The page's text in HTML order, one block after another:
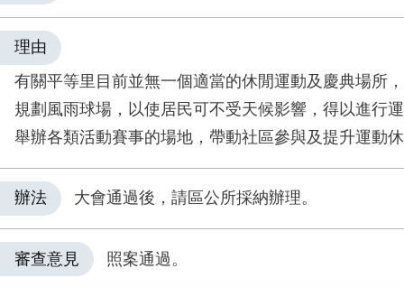
理由
有關平等里目前並無一個適當的休閒運動及慶典場所
規劃風雨球場，以使居民可不受天候影響，得以進行
舉辦各類活動賽事的場地，帶動社區參與及提升運動
辦法 大會通過後，請區公所採納辦理。
審查意見 照案通過。